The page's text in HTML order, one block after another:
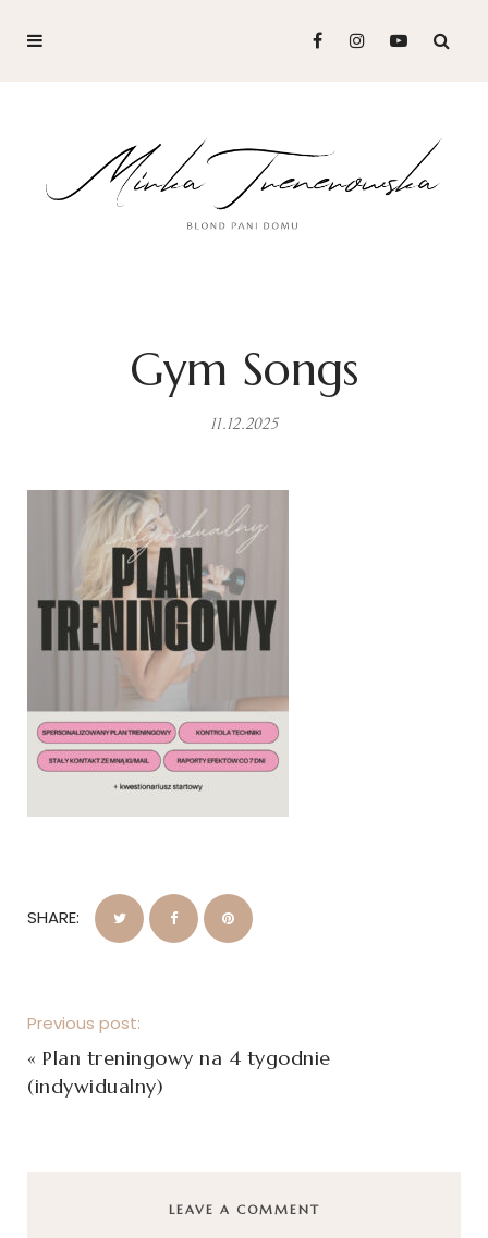
Gym Songs
11.12.2025
SHARE:
Previous post:
« Plan treningowy na 4 tygodnie
(indywidualny)
LEAVE A COMMENT